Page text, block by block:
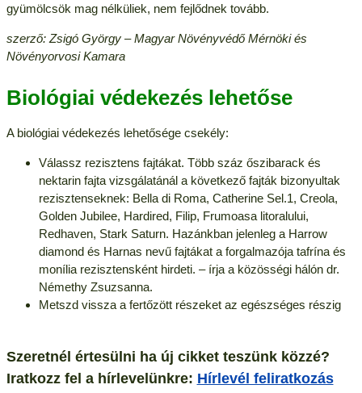
gyümölcsök mag nélküliek, nem fejlődnek tovább.
szerző: Zsigó György – Magyar Növényvédő Mérnöki és
Növényorvosi Kamara
Biológiai védekezés lehetőse
A biológiai védekezés lehetősége csekély:
Válassz rezisztens fajtákat. Több száz őszibarack és
nektarin fajta vizsgálatánál a következő fajták bizonyultak
rezisztenseknek: Bella di Roma, Catherine Sel.1, Creola,
Golden Jubilee, Hardired, Filip, Frumoasa litoralului,
Redhaven, Stark Saturn. Hazánkban jelenleg a Harrow
diamond és Harnas nevű fajtákat a forgalmazója tafrína és
monília rezisztensként hirdeti. – írja a közösségi hálón dr.
Némethy Zsuzsanna.
Metszd vissza a fertőzött részeket az egészséges részig
Szeretnél értesülni ha új cikket teszünk közzé?
Iratkozz fel a hírlevelünkre: Hírlevél feliratkozás